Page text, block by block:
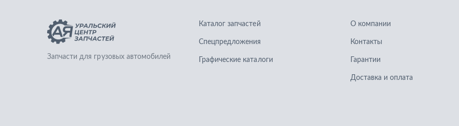
Запчасти для грузовых автомобилей
Спецпредложения
Графические каталоги
Контакты
Гарантии
Доставка и оплата